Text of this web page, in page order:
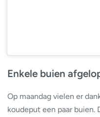
Enkele buien
Op maandag vielen er
koudeput een paar buien.